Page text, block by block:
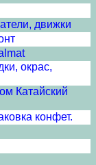
движки
окрас,
Катайский
конфет.